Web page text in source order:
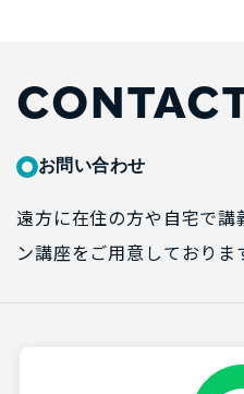
お問い合わせ
遠方に在住の方や自宅で
ン講座をご用意しておりま